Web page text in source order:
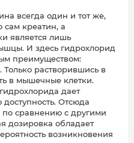
всегда один и тот же,
сам креатин, а
является лишь
И здесь гидрохлорид
преимуществом:
растворившись в
в мышечные клетки.
дает
Отсюда
сравнению с другими
дозировка обладает
возникновения